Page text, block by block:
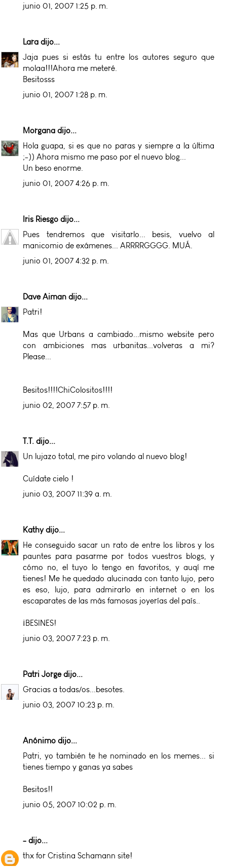
junio 01, 2007 1:25 p. m.
Lara dijo...
Jaja pues si estás tu entre los autores seguro que
molaa!!!Ahora me meteré.
Besitosss
junio 01, 2007 1:28 p. m.
Morgana dijo...
Hola guapa, si es que no paras y siempre a la última
;-)) Ahora mismo me paso por el nuevo blog...
Un beso enorme.
junio 01, 2007 4:26 p. m.
Iris Riesgo dijo...
Pues tendremos que visitarlo... besis, vuelvo al
manicomio de exámenes... ARRRRGGGG. MUÁ.
junio 01, 2007 4:32 p. m.
Dave Aiman dijo...
Patri!
Mas que Urbans a cambiado...mismo website pero
con ambiciones mas urbanitas...volveras a mi?
Please...
Besitos!!!!ChiColositos!!!!
junio 02, 2007 7:57 p. m.
T.T. dijo...
Un lujazo total, me piro volando al nuevo blog!
Cuídate cielo !
junio 03, 2007 11:39 a. m.
Kathydijo...
He conseguido sacar un rato de entre los libros y los
pauntes para pasarme por todos vuestros blogs, y
cómo no, el tuyo lo tengo en favoritos, y auqí me
tienes! Me he quedado alucinada con tanto lujo, pero
es eso, lujo, para admirarlo en internet o en los
escaparates de las más famosas joyerías del país..
¡BESINES!
junio 03, 2007 7:23 p. m.
Patri Jorgedijo...
Gracias a todas/os...besotes.
junio 03, 2007 10:23 p. m.
Anónimo dijo...
Patri, yo también te he nominado en los memes... si
tienes tiempo y ganas ya sabes
Besitos!!
junio 05, 2007 10:02 p. m.
- dijo...
thx for Cristina Schamann site!